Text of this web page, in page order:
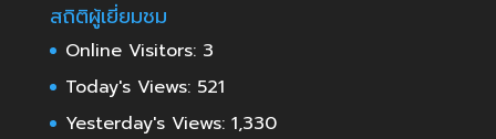
สถิติผู้เยี่ยมชม
Online Visitors: 3
Today's Views: 521
Yesterday's Views: 1,330